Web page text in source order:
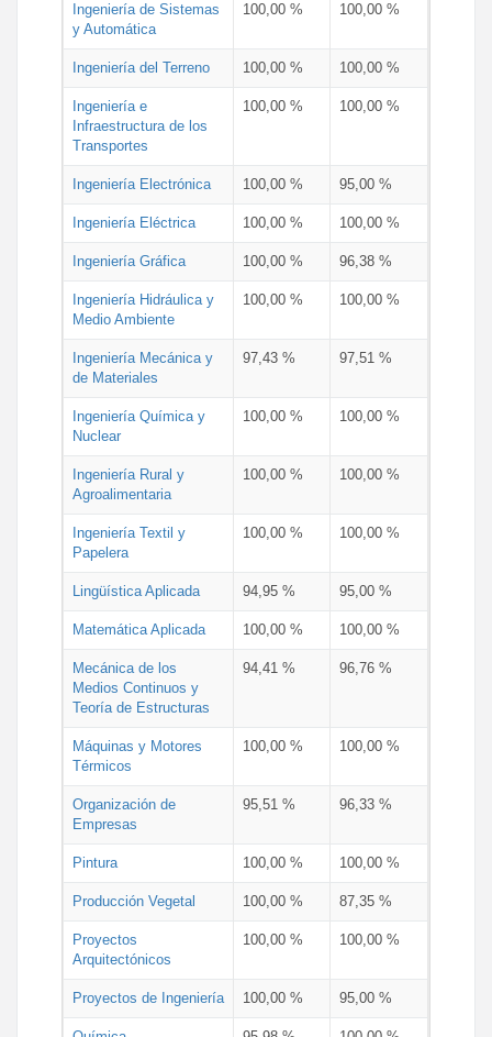
Ingeniería de Sistemas
y Automática
100,00 % 100,00 %
Ingeniería del Terreno 100,00 % 100,00 %
Ingeniería e
Infraestructura de los
Transportes
100,00 % 100,00 %
Ingeniería Electrónica 100,00 % 95,00 %
Ingeniería Eléctrica 100,00 % 100,00 %
Ingeniería Gráfica 100,00 % 96,38 %
Ingeniería Hidráulica y
Medio Ambiente
100,00 % 100,00 %
Ingeniería Mecánica y
de Materiales
97,43 % 97,51 %
Ingeniería Química y
Nuclear
100,00 % 100,00 %
Ingeniería Rural y
Agroalimentaria
100,00 % 100,00 %
Ingeniería Textil y
Papelera
100,00 % 100,00 %
Lingüística Aplicada 94,95 % 95,00 %
Matemática Aplicada 100,00 % 100,00 %
Mecánica de los
Medios Continuos y
Teoría de Estructuras
94,41 % 96,76 %
Máquinas y Motores
Térmicos
100,00 % 100,00 %
Organización de
Empresas
95,51 % 96,33 %
Pintura 100,00 % 100,00 %
Producción Vegetal 100,00 % 87,35 %
Proyectos
Arquitectónicos
100,00 % 100,00 %
Proyectos de Ingeniería 100,00 % 95,00 %